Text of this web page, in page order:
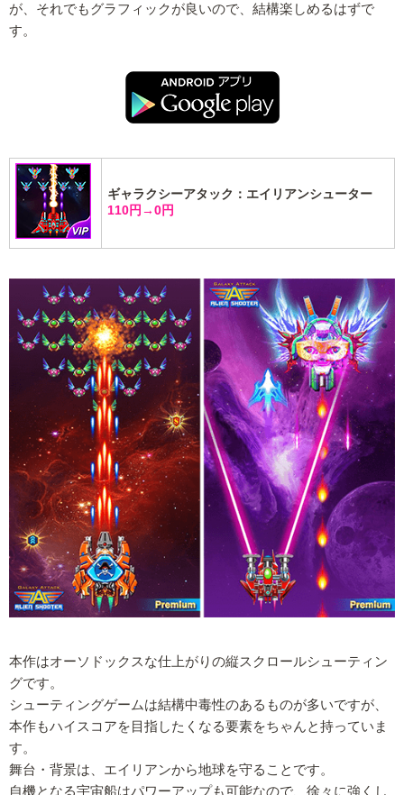
が、それでもグラフィックが良いので、結構楽しめるはずで
す。
ギャラクシーアタック：エイリアンシューター
110円→0円
本作はオーソドックスな仕上がりの縦スクロールシューティン
グです。
シューティングゲームは結構中毒性のあるものが多いですが、
本作もハイスコアを目指したくなる要素をちゃんと持っていま
す。
舞台・背景は、エイリアンから地球を守ることです。
自機となる宇宙船はパワーアップも可能なので、徐々に強くし